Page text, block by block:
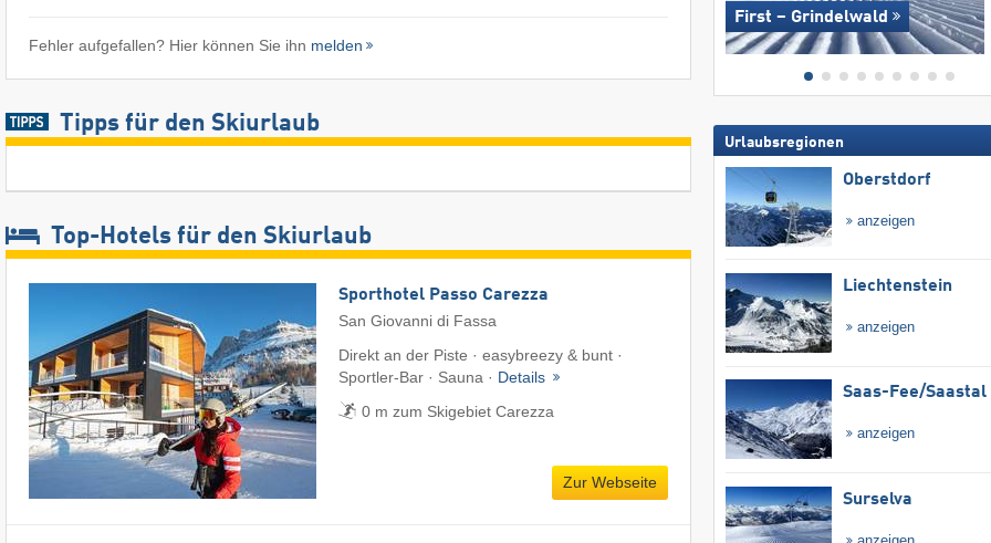
Fehler aufgefallen? Hier können Sie ihn melden
Tipps für den Skiurlaub
Top-Hotels für den Skiurlaub
Sporthotel Passo Carezza
San Giovanni di Fassa
Direkt an der Piste · easybreezy & bunt ·
Sportler-Bar · Sauna · Details
0 m zum Skigebiet Carezza
Zur Webseite
First – Grindelwald
Urlaubsregionen
Oberstdorf
anzeigen
Liechtenstein
anzeigen
Saas-Fee/​Saastal
anzeigen
Surselva